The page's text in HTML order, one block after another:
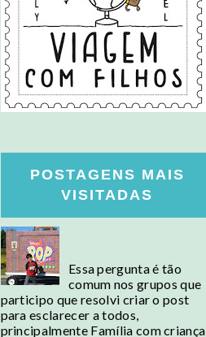
POSTAGENS MAIS
VISITADAS
Essa pergunta é tão
comum nos grupos que
participo que resolvi criar o post
para esclarecer a todos,
principalmente Família com criança